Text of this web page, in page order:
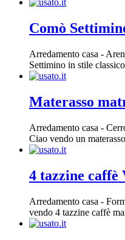
Comò
Arredamento casa -
Settimino in stile
Materasso
Arredamento casa -
Ciao vendo un
4 tazzine
Arredamento casa -
vendo 4 tazzine caffè